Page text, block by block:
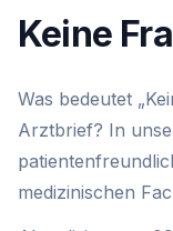
Keine
Was bedeutet
Arztbrief? In
medizinischen